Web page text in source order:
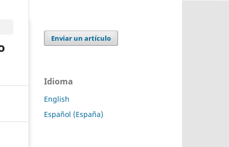
Enviar un artículo
Idioma
English
Español (España)